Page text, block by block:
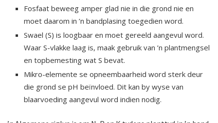
Fosfaat beweeg amper glad nie in die grond nie en
moet daarom in ’n bandplasing toegedien word.
Swael (S) is loogbaar en moet gereeld aangevul word.
Waar S-vlakke laag is, maak gebruik van ’n plantmengsel
en topbemesting wat S bevat.
Mikro-elemente se opneembaarheid word sterk deur
die grond se pH beïnvloed. Dit kan by wyse van
blaarvoeding aangevul word indien nodig.